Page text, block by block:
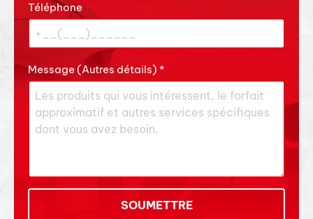
Téléphone
Message (Autres détails) *
SOUMETTRE